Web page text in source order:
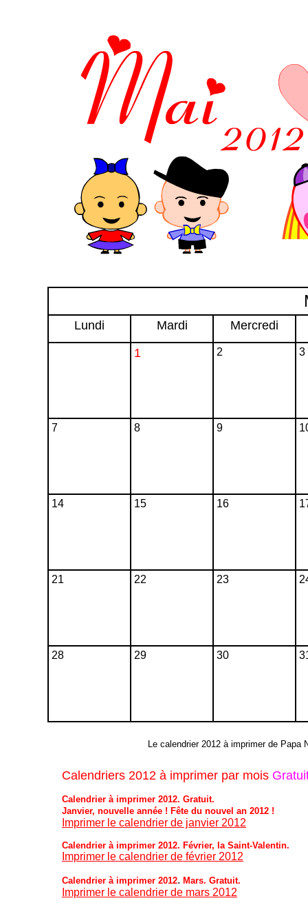
Lundi Mardi
Mercredi
1
2 3
7 8 9
14 15 16
21 22 23
28 29 30
Le calendrier 2012 à imprimer de Papa
Calendriers 2012 à imprimer par mois
Calendrier à imprimer 2012. Gratuit.
Janvier, nouvelle année ! Fête du nouvel an 2012 !
Imprimer le calendrier de janvier 2012
Calendrier à imprimer 2012. Février, la Saint-Valentin.
Imprimer le calendrier de février 2012
Calendrier à imprimer 2012. Mars. Gratuit.
Imprimer le calendrier de mars 2012